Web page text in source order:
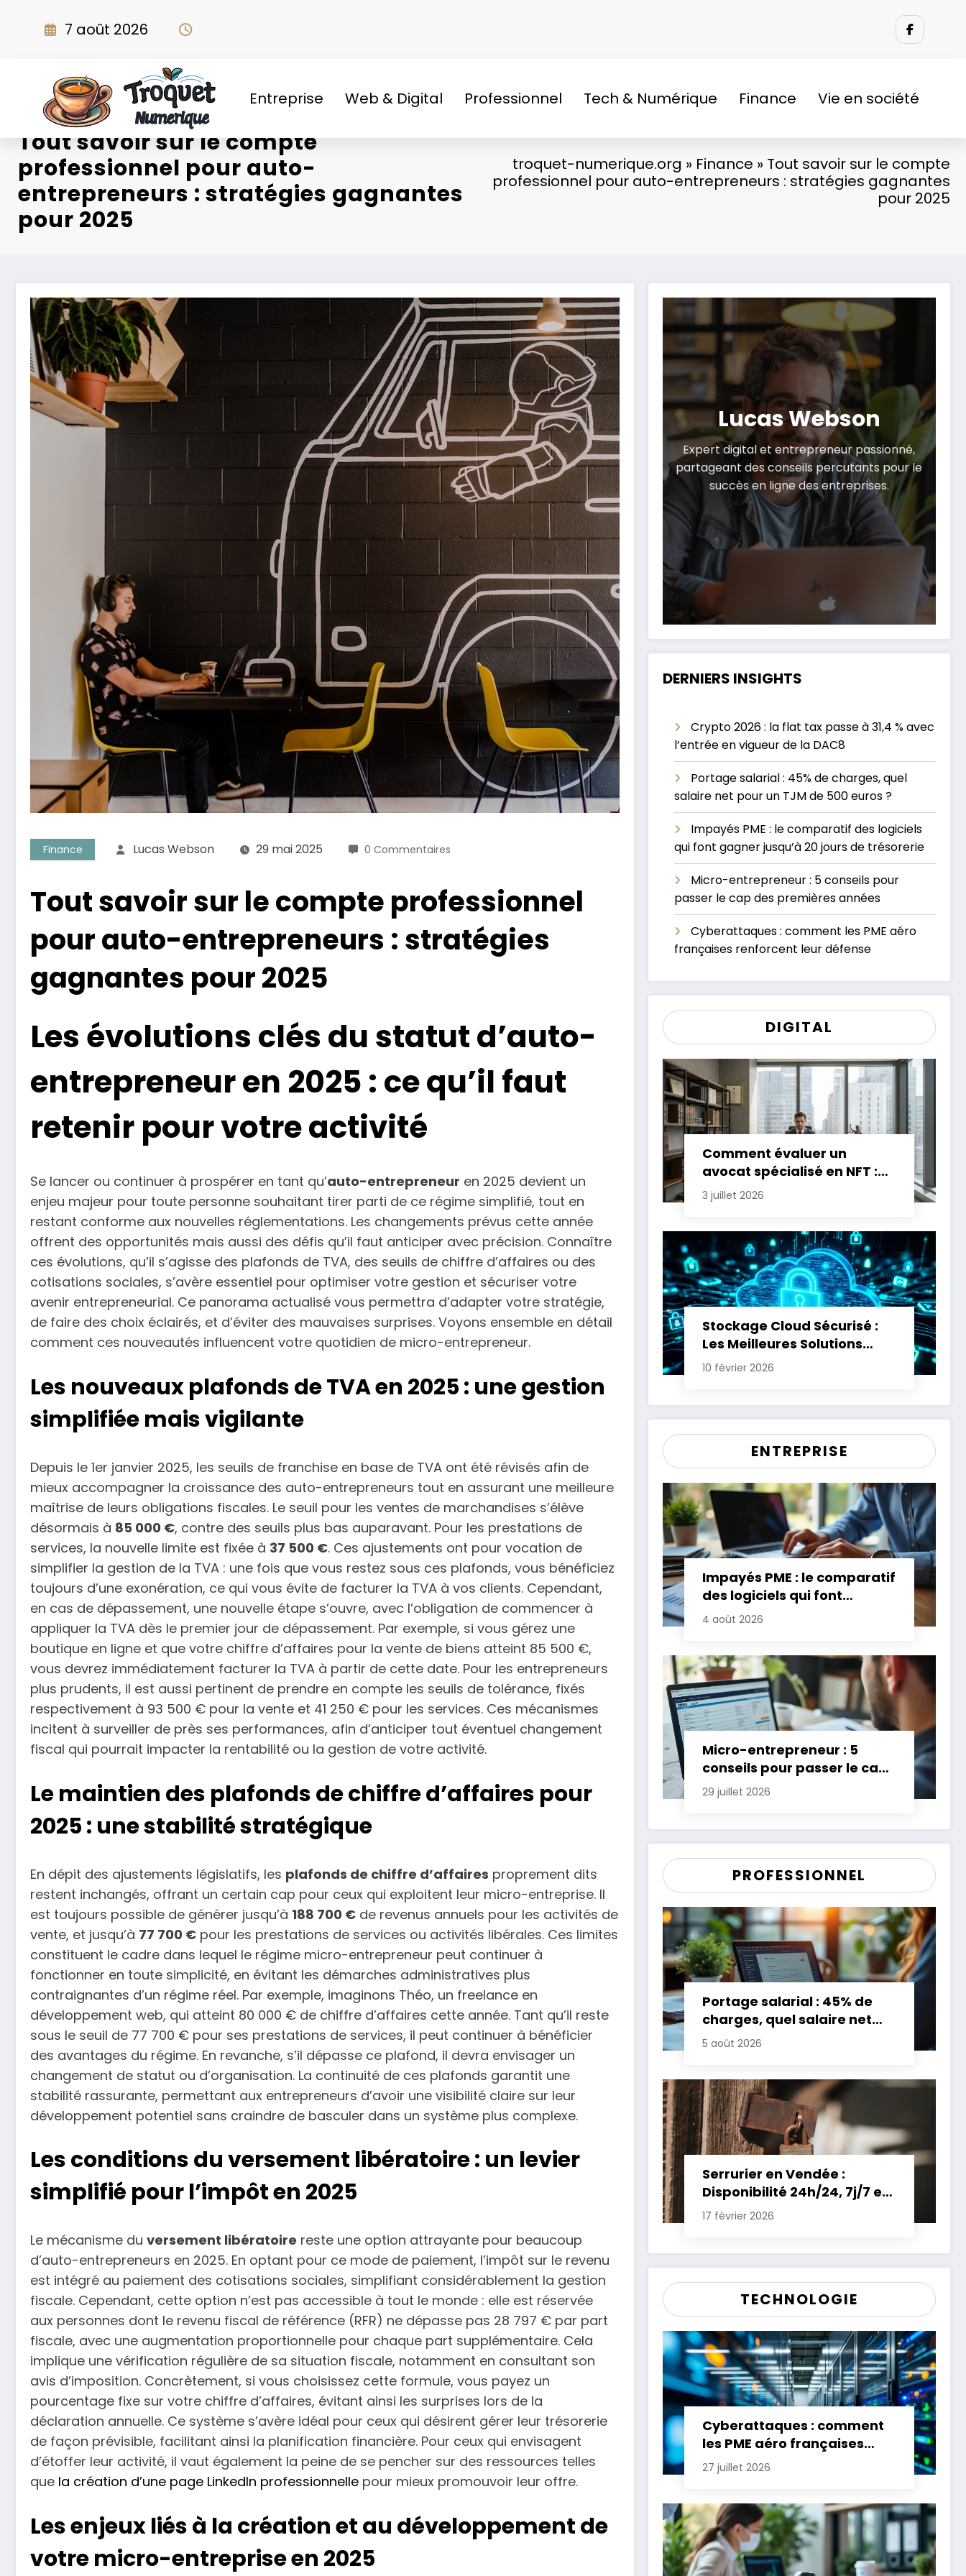
7 août 2026
Entreprise Web & Digital Professionnel Tech & Numérique Finance Vie en société
Tout savoir sur le compte
professionnel pour auto-
entrepreneurs : stratégies gagnantes
pour 2025
troquet-numerique.org » Finance » Tout savoir sur le compte
professionnel pour auto-entrepreneurs : stratégies gagnantes
pour 2025
Finance Lucas Webson 29 mai 2025 0 Commentaires
Tout savoir sur le compte professionnel
pour auto-entrepreneurs : stratégies
gagnantes pour 2025
Les évolutions clés du statut d’auto-
entrepreneur en 2025 : ce qu’il faut
retenir pour votre activité
Se lancer ou continuer à prospérer en tant qu’auto-entrepreneur en 2025 devient un
enjeu majeur pour toute personne souhaitant tirer parti de ce régime simplifié, tout en
restant conforme aux nouvelles réglementations. Les changements prévus cette année
offrent des opportunités mais aussi des défis qu’il faut anticiper avec précision. Connaître
ces évolutions, qu’il s’agisse des plafonds de TVA, des seuils de chiffre d’affaires ou des
cotisations sociales, s’avère essentiel pour optimiser votre gestion et sécuriser votre
avenir entrepreneurial. Ce panorama actualisé vous permettra d’adapter votre stratégie,
de faire des choix éclairés, et d’éviter des mauvaises surprises. Voyons ensemble en détail
comment ces nouveautés influencent votre quotidien de micro-entrepreneur.
Les nouveaux plafonds de TVA en 2025 : une gestion
simplifiée mais vigilante
Depuis le 1er janvier 2025, les seuils de franchise en base de TVA ont été révisés afin de
mieux accompagner la croissance des auto-entrepreneurs tout en assurant une meilleure
maîtrise de leurs obligations fiscales. Le seuil pour les ventes de marchandises s’élève
désormais à 85 000 €, contre des seuils plus bas auparavant. Pour les prestations de
services, la nouvelle limite est fixée à 37 500 €. Ces ajustements ont pour vocation de
simplifier la gestion de la TVA : une fois que vous restez sous ces plafonds, vous bénéficiez
toujours d’une exonération, ce qui vous évite de facturer la TVA à vos clients. Cependant,
en cas de dépassement, une nouvelle étape s’ouvre, avec l’obligation de commencer à
appliquer la TVA dès le premier jour de dépassement. Par exemple, si vous gérez une
boutique en ligne et que votre chiffre d’affaires pour la vente de biens atteint 85 500 €,
vous devrez immédiatement facturer la TVA à partir de cette date. Pour les entrepreneurs
plus prudents, il est aussi pertinent de prendre en compte les seuils de tolérance, fixés
respectivement à 93 500 € pour la vente et 41 250 € pour les services. Ces mécanismes
incitent à surveiller de près ses performances, afin d’anticiper tout éventuel changement
fiscal qui pourrait impacter la rentabilité ou la gestion de votre activité.
Le maintien des plafonds de chiffre d’affaires pour
2025 : une stabilité stratégique
En dépit des ajustements législatifs, les plafonds de chiffre d’affaires proprement dits
restent inchangés, offrant un certain cap pour ceux qui exploitent leur micro-entreprise. Il
est toujours possible de générer jusqu’à 188 700 € de revenus annuels pour les activités de
vente, et jusqu’à 77 700 € pour les prestations de services ou activités libérales. Ces limites
constituent le cadre dans lequel le régime micro-entrepreneur peut continuer à
fonctionner en toute simplicité, en évitant les démarches administratives plus
contraignantes d’un régime réel. Par exemple, imaginons Théo, un freelance en
développement web, qui atteint 80 000 € de chiffre d’affaires cette année. Tant qu’il reste
sous le seuil de 77 700 € pour ses prestations de services, il peut continuer à bénéficier
des avantages du régime. En revanche, s’il dépasse ce plafond, il devra envisager un
changement de statut ou d’organisation. La continuité de ces plafonds garantit une
stabilité rassurante, permettant aux entrepreneurs d’avoir une visibilité claire sur leur
développement potentiel sans craindre de basculer dans un système plus complexe.
Les conditions du versement libératoire : un levier
simplifié pour l’impôt en 2025
Le mécanisme du versement libératoire reste une option attrayante pour beaucoup
d’auto-entrepreneurs en 2025. En optant pour ce mode de paiement, l’impôt sur le revenu
est intégré au paiement des cotisations sociales, simplifiant considérablement la gestion
fiscale. Cependant, cette option n’est pas accessible à tout le monde : elle est réservée
aux personnes dont le revenu fiscal de référence (RFR) ne dépasse pas 28 797 € par part
fiscale, avec une augmentation proportionnelle pour chaque part supplémentaire. Cela
implique une vérification régulière de sa situation fiscale, notamment en consultant son
avis d’imposition. Concrètement, si vous choisissez cette formule, vous payez un
pourcentage fixe sur votre chiffre d’affaires, évitant ainsi les surprises lors de la
déclaration annuelle. Ce système s’avère idéal pour ceux qui désirent gérer leur trésorerie
de façon prévisible, facilitant ainsi la planification financière. Pour ceux qui envisagent
d’étoffer leur activité, il vaut également la peine de se pencher sur des ressources telles
que la création d’une page LinkedIn professionnelle pour mieux promouvoir leur offre.
Les enjeux liés à la création et au développement de
votre micro-entreprise en 2025
Lucas Webson
Expert digital et entrepreneur passionné,
partageant des conseils percutants pour le
succès en ligne des entreprises.
DERNIERS INSIGHTS
Crypto 2026 : la flat tax passe à 31,4 % avec
l’entrée en vigueur de la DAC8
Portage salarial : 45% de charges, quel
salaire net pour un TJM de 500 euros ?
Impayés PME : le comparatif des logiciels
qui font gagner jusqu’à 20 jours de trésorerie
Micro-entrepreneur : 5 conseils pour
passer le cap des premières années
Cyberattaques : comment les PME aéro
françaises renforcent leur défense
DIGITAL
Comment évaluer un
avocat spécialisé en NFT :
critères essentiels
3 juillet 2026
Stockage Cloud Sécurisé :
Les Meilleures Solutions
pour Protéger Vos Données
10 février 2026
ENTREPRISE
Impayés PME : le comparatif
des logiciels qui font
gagner jusqu’à 20 jours de
4 août 2026
Micro-entrepreneur : 5
conseils pour passer le cap
des premières années
29 juillet 2026
PROFESSIONNEL
Portage salarial : 45% de
charges, quel salaire net
pour un TJM de 500 euros ?
5 août 2026
Serrurier en Vendée :
Disponibilité 24h/24, 7j/7 et
Tarifs Clairs pour une
17 février 2026
TECHNOLOGIE
Cyberattaques : comment
les PME aéro françaises
renforcent leur défense
27 juillet 2026